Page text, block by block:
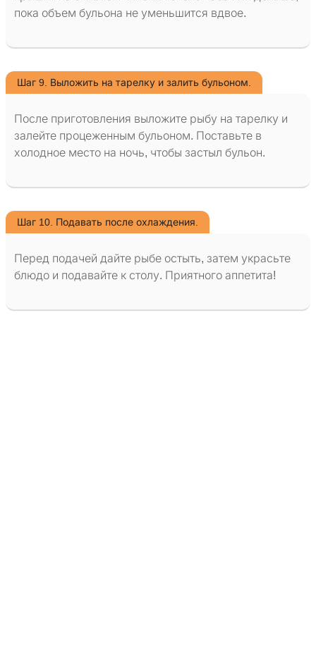
пока объем бульона не уменьшится вдвое.
Шаг 9. Выложить на тарелку и залить бульоном.
После приготовления выложите рыбу на тарелку и
залейте процеженным бульоном. Поставьте в
холодное место на ночь, чтобы застыл бульон.
Шаг 10. Подавать после охлаждения.
Перед подачей дайте рыбе остыть, затем украсьте
блюдо и подавайте к столу. Приятного аппетита!